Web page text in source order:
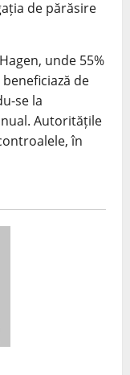
de părăsire
unde 55%
de
se la
Autoritățile
în